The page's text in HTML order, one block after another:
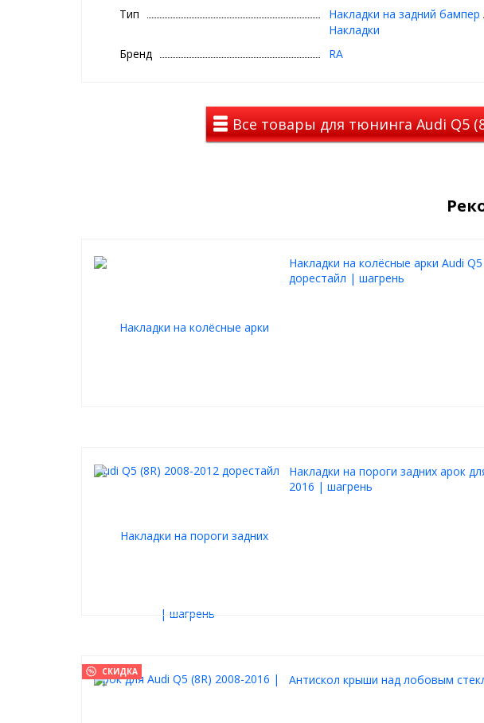
Накладка на задний бампер помогает предотвратить повреждение
лакокрасочного покрытия бампера в процессе погрузки или выгрузки
вещей из багажника. В том случае, если верхняя поверхность заднего
Вашего автомобиля уже повреждена, с помощью установки накладки на
Накладка устанавливается с помощью двухсторонней клейкой ленты 3М,
обеспечивает ее надежное крепление на поверхности бампера. Для
крепление требуется точно соблюдать технологию работы с
Накладка на задний бампер на Ауди Ку5 2008-2016 представляет из себя
из АБС-пластика с тисненой поверхностью. При активном использовании
поверхности, они будут практически незаметны.
Полный комплект поставки накладки на задний бампер автомобиля Ауди
Тип Накладки на задний бампер
Накладки
Бренд
RA
Все товары для тюнинга Audi Q5
Накладки на колёсные арки Audi
дорестайл | шагрень
Накладки на пороги задних арок
2016 | шагрень
СКИДКА
Антискол крыши над лобовым